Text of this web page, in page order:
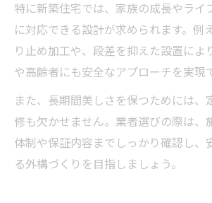
特に新築住宅では、家族の成長やライ
に対応できる設計が求められます。例
り止め加工や、段差を抑えた設置によ
や高齢者にも安全なアプローチを実現
また、長期間美しさを保つためには、
修も欠かせません。業者選びの際は、
体制や保証内容までしっかり確認し、
る外構づくりを目指しましょう。